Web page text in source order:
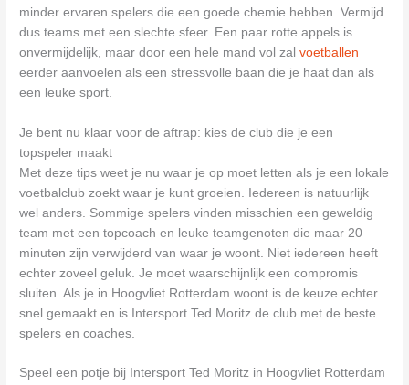
minder ervaren spelers die een goede chemie hebben. Vermijd
dus teams met een slechte sfeer. Een paar rotte appels is
onvermijdelijk, maar door een hele mand vol zalvoetballen
eerder aanvoelen als een stressvolle baan die je haat dan als
een leuke sport.
Je bent nu klaar voor de aftrap: kies de club die je een
topspeler maakt
Met deze tips weet je nu waar je op moet letten als je een lokale
voetbalclub zoekt waar je kunt groeien. Iedereen is natuurlijk
wel anders. Sommige spelers vinden misschien een geweldig
team met een topcoach en leuke teamgenoten die maar 20
minuten zijn verwijderd van waar je woont. Niet iedereen heeft
echter zoveel geluk. Je moet waarschijnlijk een compromis
sluiten. Als je in Hoogvliet Rotterdam woont is de keuze echter
snel gemaakt en is Intersport Ted Moritz de club met de beste
spelers en coaches.
Speel een potje bij Intersport Ted Moritz in Hoogvliet Rotterdam